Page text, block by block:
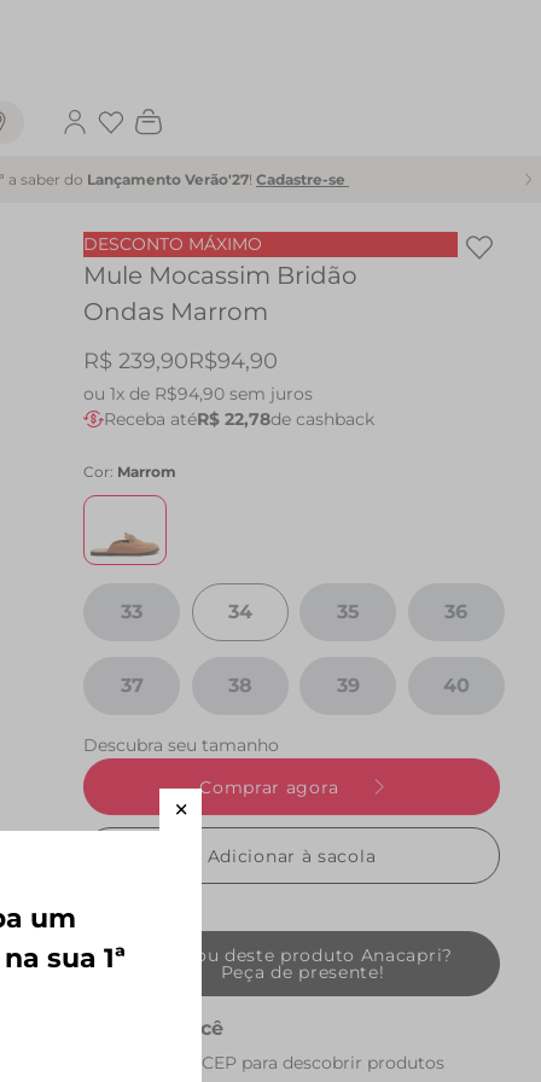
a saber do Lançamento Verão'27! Cadastre-se
DESCONTO MÁXIMO
Mule Mocassim Bridão
Ondas Marrom
R$ 239,90R$94,90
ou 1x de R$94,90 sem juros
Receba atéR$ 22,78de cashback
Cor: Marrom
33 34 35 36
37 38 39 40
Descubra seu tamanho
Comprar agora
Adicionar à sacola
Gostou deste produto Anacapri?
Peça de presente!
Perto de você
Preencha seu CEP para descobrir produtos
um
sua 1ª